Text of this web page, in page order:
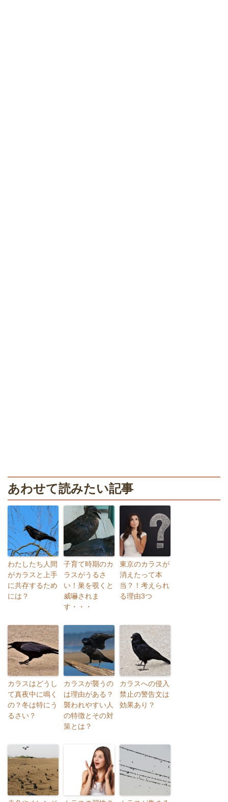
あわせて読みたい記事
わたしたち人間
がカラスと上手
に共存するため
には？
子育て時期のカ
ラスがうるさ
い！巣を覗くと
威嚇されま
す・・・
東京のカラスが
消えたって本
当？！考えられ
る理由3つ
カラスはどうし
て真夜中に鳴く
の？冬は特にう
るさい？
カラスが襲うの
は理由がある？
襲われやすい人
の特徴とその対
策とは？
カラスへの侵入
禁止の警告文は
効果あり？